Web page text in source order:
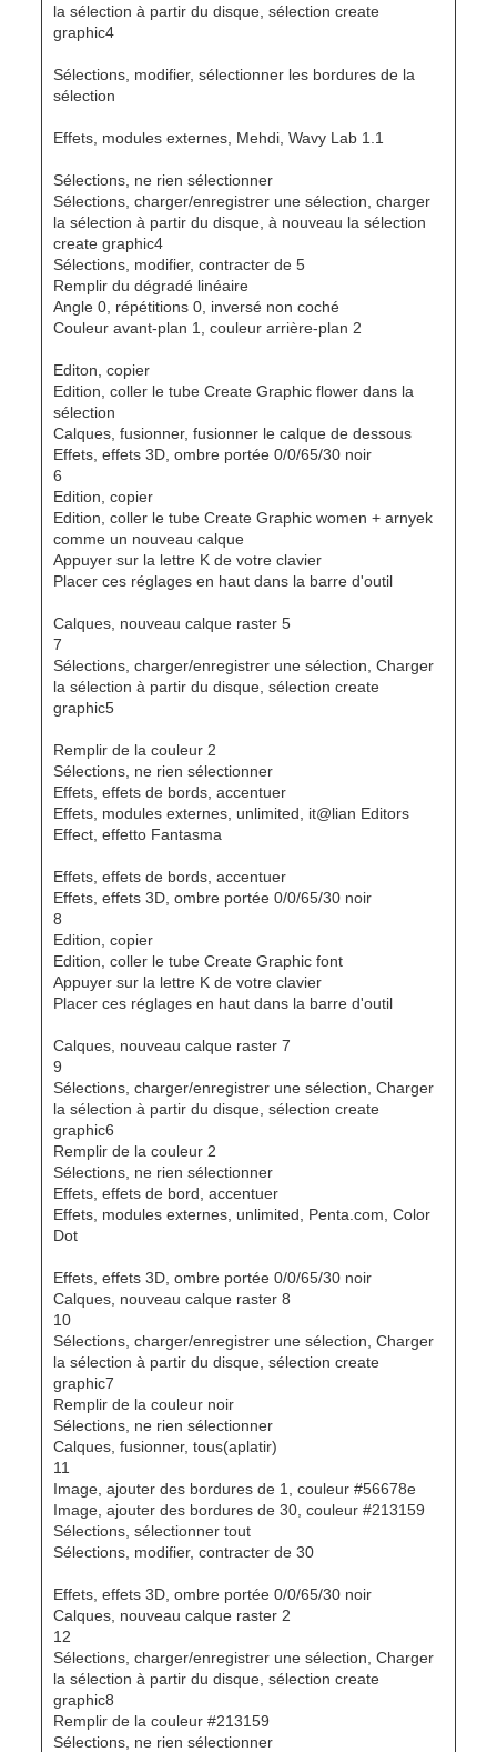
la sélection à partir du disque, sélection create
graphic4
Sélections, modifier, sélectionner les bordures de la
sélection
Effets, modules externes, Mehdi, Wavy Lab 1.1
Sélections, ne rien sélectionner
Sélections, charger/enregistrer une sélection, charger
la sélection à partir du disque, à nouveau la sélection
create graphic4
Sélections, modifier, contracter de 5
Remplir du dégradé linéaire
Angle 0, répétitions 0, inversé non coché
Couleur avant-plan 1, couleur arrière-plan 2
Editon, copier
Edition, coller le tube Create Graphic flower dans la
sélection
Calques, fusionner, fusionner le calque de dessous
Effets, effets 3D, ombre portée 0/0/65/30 noir
6
Edition, copier
Edition, coller le tube Create Graphic women + arnyek
comme un nouveau calque
Appuyer sur la lettre K de votre clavier
Placer ces réglages en haut dans la barre d'outil
Calques, nouveau calque raster 5
7
Sélections, charger/enregistrer une sélection, Charger
la sélection à partir du disque, sélection create
graphic5
Remplir de la couleur 2
Sélections, ne rien sélectionner
Effets, effets de bords, accentuer
Effets, modules externes, unlimited, it@lian Editors
Effect, effetto Fantasma
Effets, effets de bords, accentuer
Effets, effets 3D, ombre portée 0/0/65/30 noir
8
Edition, copier
Edition, coller le tube Create Graphic font
Appuyer sur la lettre K de votre clavier
Placer ces réglages en haut dans la barre d'outil
Calques, nouveau calque raster 7
9
Sélections, charger/enregistrer une sélection, Charger
la sélection à partir du disque, sélection create
graphic6
Remplir de la couleur 2
Sélections, ne rien sélectionner
Effets, effets de bord, accentuer
Effets, modules externes, unlimited, Penta.com, Color
Dot
Effets, effets 3D, ombre portée 0/0/65/30 noir
Calques, nouveau calque raster 8
10
Sélections, charger/enregistrer une sélection, Charger
la sélection à partir du disque, sélection create
graphic7
Remplir de la couleur noir
Sélections, ne rien sélectionner
Calques, fusionner, tous(aplatir)
11
Image, ajouter des bordures de 1, couleur #56678e
Image, ajouter des bordures de 30, couleur #213159
Sélections, sélectionner tout
Sélections, modifier, contracter de 30
Effets, effets 3D, ombre portée 0/0/65/30 noir
Calques, nouveau calque raster 2
12
Sélections, charger/enregistrer une sélection, Charger
la sélection à partir du disque, sélection create
graphic8
Remplir de la couleur #213159
Sélections, ne rien sélectionner